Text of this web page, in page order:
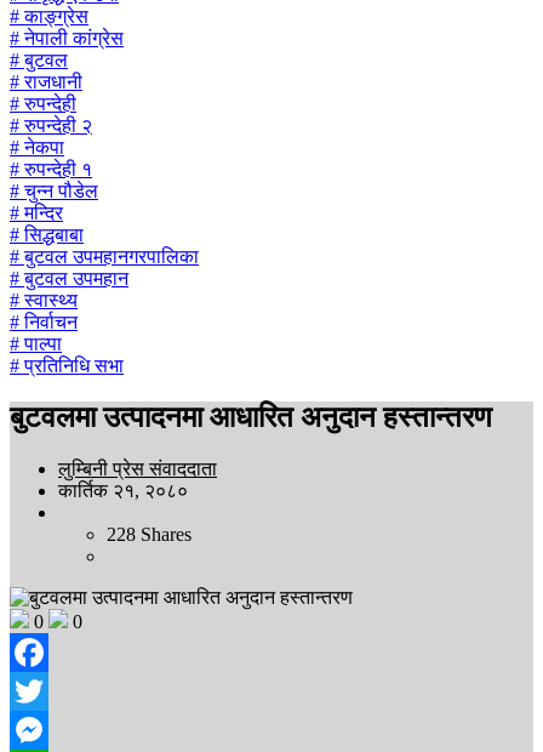
# काङ्ग्रेस
# नेपाली कांग्रेस
# बुटवल
# राजधानी
# रुपन्देही
# रुपन्देही २
# नेकपा
# रुपन्देही १
# चुन्न पौडेल
# मन्दिर
# सिद्धबाबा
# बुटवल उपमहानगरपालिका
# बुटवल उपमहान
# स्वास्थ्य
# निर्वाचन
# पाल्पा
# प्रतिनिधि सभा
बुटवलमा उत्पादनमा आधारित अनुदान हस्तान्तरण
लुम्बिनी प्रेस संवाददाता
कार्तिक २१, २०८०
228 Shares
0 0
Facebook
Twitter